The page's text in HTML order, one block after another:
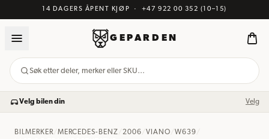
14 DAGERS ÅPENT KJØP · +47 922 00 352 (10–15)
GEPARDEN
Søk etter deler, merker eller SKU…
Velg bilen din Velg
BILMERKER/ MERCEDES-BENZ /2006 VIANO W639